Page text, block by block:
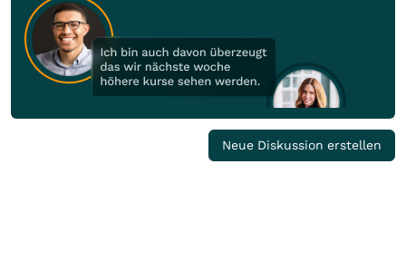
Neue Diskussion erstellen